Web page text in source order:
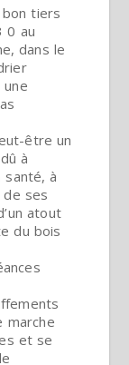
bon tiers
0 au
dans le
être un
à
santé, à
de ses
atout
du bois
marche
et se